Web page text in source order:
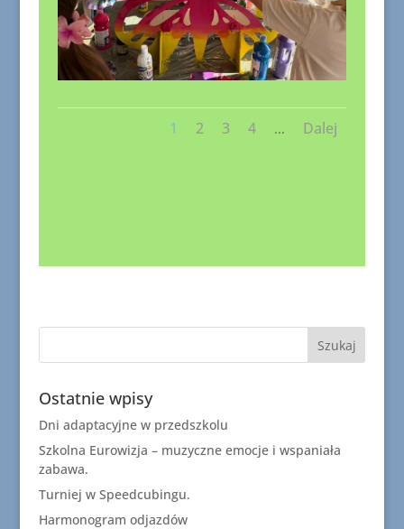
1 2 3 4 ... Dalej
Ostatnie wpisy
Dni adaptacyjne w przedszkolu
Szkolna Eurowizja – muzyczne emocje i wspaniała
zabawa.
Turniej w Speedcubingu.
Harmonogram odjazdów